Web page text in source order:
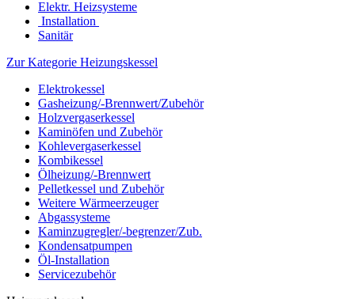
Elektr. Heizsysteme
Installation
Sanitär
Zur Kategorie Heizungskessel
Elektrokessel
Gasheizung/-Brennwert/Zubehör
Holzvergaserkessel
Kaminöfen und Zubehör
Kohlevergaserkessel
Kombikessel
Ölheizung/-Brennwert
Pelletkessel und Zubehör
Weitere Wärmeerzeuger
Abgassysteme
Kaminzugregler/-begrenzer/Zub.
Kondensatpumpen
Öl-Installation
Servicezubehör